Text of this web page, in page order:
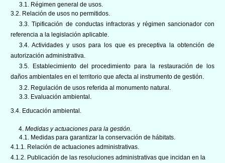
3.1. Régimen general de usos.
3.2. Relación de usos no permitidos.
3.3. Tipificación de conductas infractoras y régimen sancionador con
referencia a la legislación aplicable.
3.4. Actividades y usos para los que es preceptiva la obtención de
autorización administrativa.
3.5. Establecimiento del procedimiento para la restauración de los
daños ambientales en el territorio que afecta al instrumento de gestión.
3.2. Regulación de usos referida al monumento natural.
3.3. Evaluación ambiental.
3.4. Educación ambiental.
4. Medidas y actuaciones para la gestión
4.1. Medidas para garantizar la conservación de hábitats.
4.1.1. Relación de actuaciones administrativas.
4.1.2. Publicación de las resoluciones administrativas que incidan en la